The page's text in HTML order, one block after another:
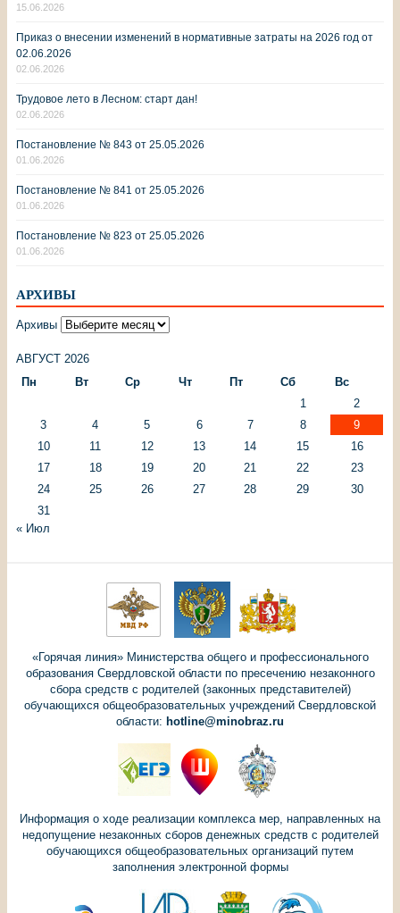
15.06.2026
Приказ о внесении изменений в нормативные затраты на 2026 год от
02.06.2026
02.06.2026
Трудовое лето в Лесном: старт дан!
02.06.2026
Постановление № 843 от 25.05.2026
01.06.2026
Постановление № 841 от 25.05.2026
01.06.2026
Постановление № 823 от 25.05.2026
01.06.2026
АРХИВЫ
Архивы
АВГУСТ 2026
Пн
Вт Ср Чт Пт Сб
Вс
1
2
3
4 5 6 7 8
9
10
11 12 13 14 15
16
17
18 19 20 21 22
23
24
25 26 27 28 29
30
31
« Июл
«Горячая линия» Министерства общего и профессионального
образования Свердловской области по пресечению незаконного
сбора средств с родителей (законных представителей)
обучающихся общеобразовательных учреждений Свердловской
области: hotline@minobraz.ru
Информация о ходе реализации комплекса мер, направленных на
недопущение незаконных сборов денежных средств с родителей
обучающихся общеобразовательных организаций путем
заполнения электронной формы